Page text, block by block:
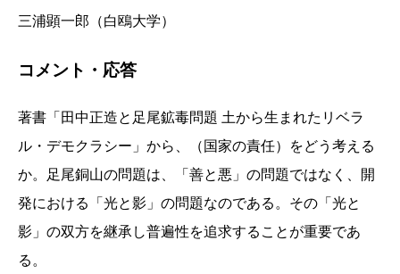
三浦顕一郎（白鴎大学）
コメント・応答
著書「田中正造と足尾鉱毒問題 土から生まれたリベラ
ル・デモクラシー」から、（国家の責任）をどう考える
か。足尾銅山の問題は、「善と悪」の問題ではなく、開
発における「光と影」の問題なのである。その「光と
影」の双方を継承し普遍性を追求することが重要であ
る。